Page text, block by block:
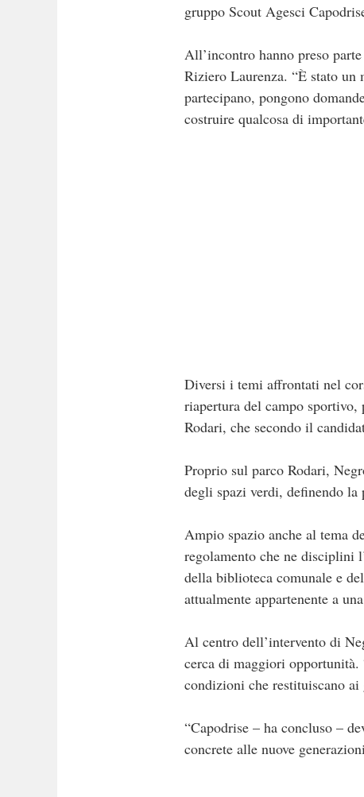
gruppo Scout Agesci
All’incontro hanno preso
Riziero Laurenza. “È stato
partecipano, pongono
costruire qualcosa di
Diversi i temi affrontati nel
riapertura del campo
Rodari, che secondo il
Proprio sul parco Rodari,
degli spazi verdi, definendo la
Ampio spazio anche al tema
regolamento che ne disciplini
della biblioteca comunale e
attualmente appartenente a
Al centro dell’intervento di
cerca di maggiori opportunità.
condizioni che restituiscano
“Capodrise – ha concluso –
concrete alle nuove